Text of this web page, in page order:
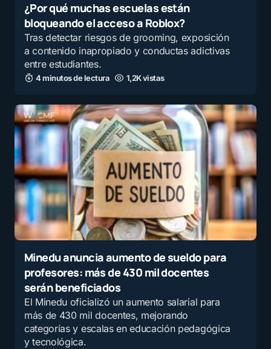
¿Por qué muchas escuelas están
bloqueando el acceso a Roblox?
Tras detectar riesgos de grooming, exposición
a contenido inapropiado y conductas adictivas
entre estudiantes.
4 minutos de lectura 1,2K vistas
Minedu anuncia aumento de sueldo para
profesores: más de 430 mil docentes
serán beneficiados
El Minedu oficializó un aumento salarial para
más de 430 mil docentes, mejorando
categorías y escalas en educación pedagógica
y tecnológica.